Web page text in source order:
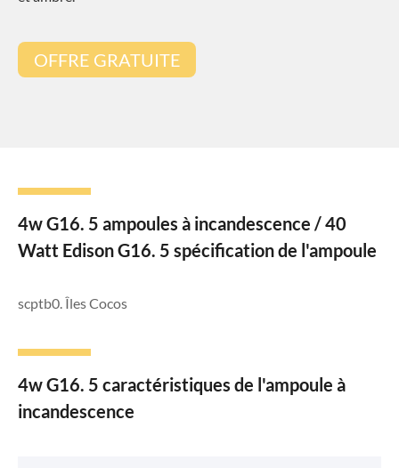
OFFRE GRATUITE
4w G16. 5 ampoules à incandescence / 40
Watt Edison G16. 5 spécification de l'ampoule
scptb0. Îles Cocos
4w G16. 5 caractéristiques de l'ampoule à
incandescence